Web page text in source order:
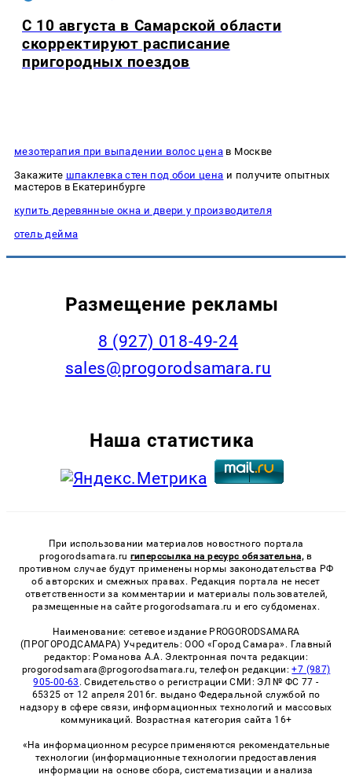
С 10 августа в Самарской области
скорректируют расписание
пригородных поездов
мезотерапия при выпадении волос цена в Москве
Закажите шпаклевка стен под обои цена и получите опытных
мастеров в Екатеринбурге
купить деревянные окна и двери у производителя
отель дейма
Размещение рекламы
8 (927) 018-49-24
sales@progorodsamara.ru
Наша статистика
При использовании материалов новостного портала
progorodsamara.ru гиперссылка на ресурс обязательна, в
противном случае будут применены нормы законодательства РФ
об авторских и смежных правах. Редакция портала не несет
ответственности за комментарии и материалы пользователей,
размещенные на сайте progorodsamara.ru и его субдоменах.
Наименование: сетевое издание PROGORODSAMARA
(ПРОГОРОДСАМАРА) Учредитель: ООО «Город Самара». Главный
редактор: Романова А.А. Электронная почта редакции:
progorodsamara@progorodsamara.ru, телефон редакции:+7 (987)
905-00-63 . Свидетельство о регистрации СМИ: ЭЛ № ФС 77 -
65325 от 12 апреля 2016г. выдано Федеральной службой по
надзору в сфере связи, информационных технологий и массовых
коммуникаций. Возрастная категория сайта 16+
«На информационном ресурсе применяются рекомендательные
технологии (информационные технологии предоставления
информации на основе сбора, систематизации и анализа